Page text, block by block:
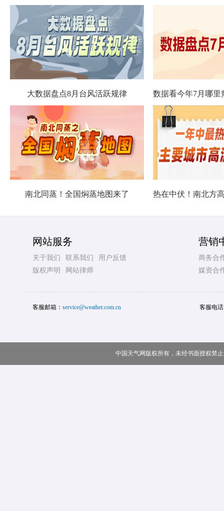
大数据盘点8月台风活跃规律
南北同蒸！全国焖蒸地图来了
网站服务
关于我们 联系我们
用户反馈
版权声明
网站律师
营销
商务合
媒资合
客服邮箱： service@weather.com.cn 客服电
中国天气网版权所有，未经书面授权